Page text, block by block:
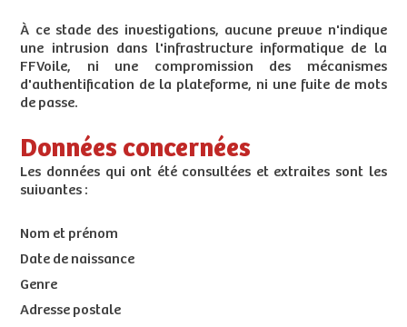
À ce stade des investigations, aucune preuve n'indique
une intrusion dans l'infrastructure informatique de la
FFVoile, ni une compromission des mécanismes
d'authentification de la plateforme, ni une fuite de mots
de passe.
Données concernées
Les données qui ont été consultées et extraites sont les
suivantes :
Nom et prénom
Date de naissance
Genre
Adresse postale